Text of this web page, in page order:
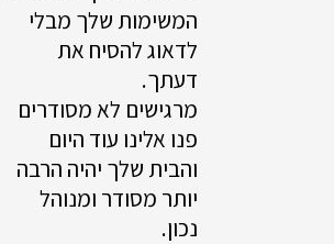
המשימות שלך מבלי
לדאוג להסיח את
דעתך.
מרגישים לא מסודרים
פנו אלינו עוד היום
והבית שלך יהיה הרבה
יותר מסודר ומנוהל
נכון.